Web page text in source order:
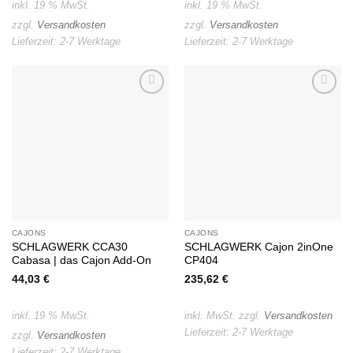
inkl. 19 % MwSt.
zzgl. Versandkosten
Lieferzeit: 2-7 Werktage
inkl. 19 % MwSt.
zzgl. Versandkosten
Lieferzeit: 2-7 Werktage
CAJONS
SCHLAGWERK CCA30
Cabasa | das Cajon Add-On
44,03 €
inkl. 19 % MwSt.
zzgl. Versandkosten
CAJONS
SCHLAGWERK Cajon 2inOne
CP404
235,62 €
inkl. MwSt. zzgl. Versandkosten
Lieferzeit: 2-7 Werktage